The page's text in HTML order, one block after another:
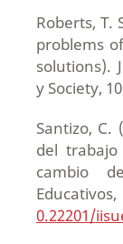
Roberts, T.
problems
solutions).
y Society,
Santizo, C.
del
cambio
Educativos,
0.22201/